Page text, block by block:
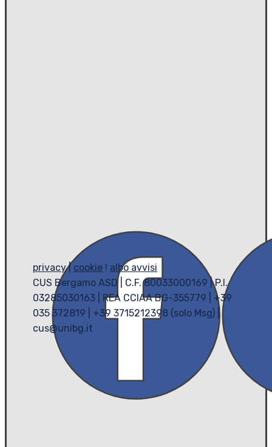
privacy|cookie ! albo avvisi
CUS Bergamo ASD | C.F. 80033000169 | P.I.
03285030163 | REA CCIAA BG-355779 | +39
035 372819 | +39 3715212398 (solo Msg) |
cus@unibg.it